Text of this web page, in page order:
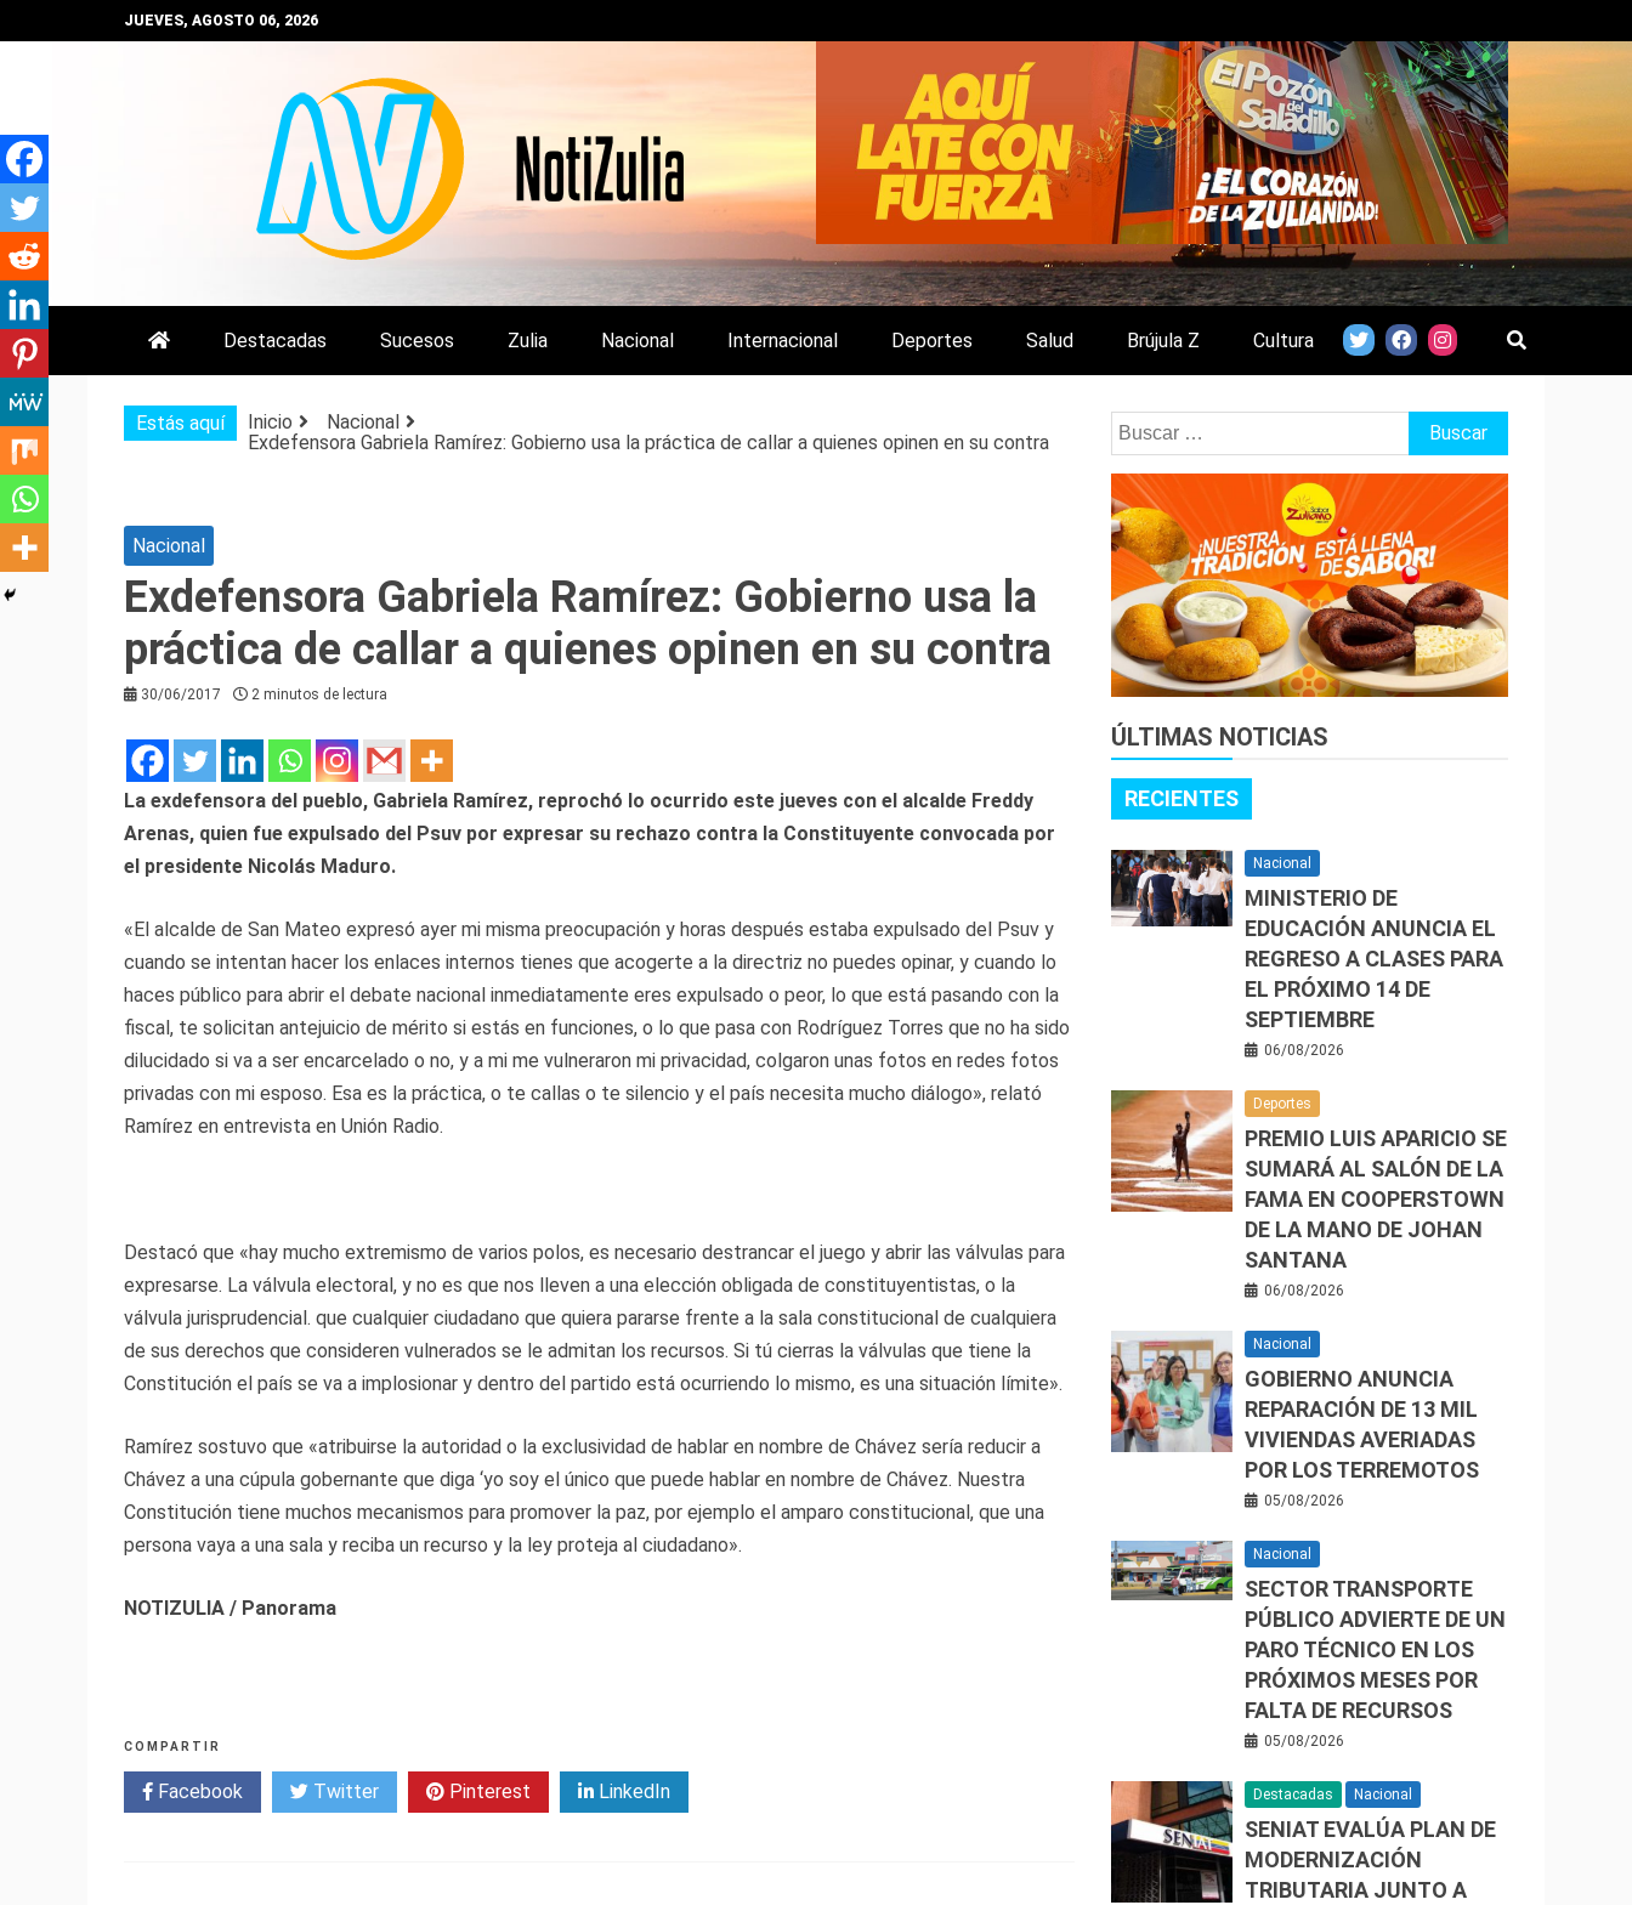
al
JUEVES, AGOSTO 06, 2026
NOTIZULIA
NOTICIAS DEL ZULIA, VENEZUELA Y DE INTERÉS GENERAL.
Destacadas Sucesos Zulia Nacional Internacional Deportes Salud Brújula Z Cultura
Estás aquí Inicio
Nacional
Exdefensora Gabriela Ramírez: Gobierno usa la práctica de callar a quienes opinen en su contra
Nacional
Exdefensora Gabriela Ramírez: Gobierno usa la
práctica de callar a quienes opinen en su contra
30/06/2017 2 minutos de lectura
La exdefensora del pueblo, Gabriela Ramírez, reprochó lo ocurrido este jueves con el alcalde Freddy
Arenas, quien fue expulsado del Psuv por expresar su rechazo contra la Constituyente convocada por
el presidente Nicolás Maduro.
«El alcalde de San Mateo expresó ayer mi misma preocupación y horas después estaba expulsado del Psuv y
cuando se intentan hacer los enlaces internos tienes que acogerte a la directriz no puedes opinar, y cuando lo
haces público para abrir el debate nacional inmediatamente eres expulsado o peor, lo que está pasando con la
fiscal, te solicitan antejuicio de mérito si estás en funciones, o lo que pasa con Rodríguez Torres que no ha sido
dilucidado si va a ser encarcelado o no, y a mi me vulneraron mi privacidad, colgaron unas fotos en redes fotos
privadas con mi esposo. Esa es la práctica, o te callas o te silencio y el país necesita mucho diálogo», relató
Ramírez en entrevista en Unión Radio.
Destacó que «hay mucho extremismo de varios polos, es necesario destrancar el juego y abrir las válvulas para
expresarse. La válvula electoral, y no es que nos lleven a una elección obligada de constituyentistas, o la
válvula jurisprudencial. que cualquier ciudadano que quiera pararse frente a la sala constitucional de cualquiera
de sus derechos que consideren vulnerados se le admitan los recursos. Si tú cierras la válvulas que tiene la
Constitución el país se va a implosionar y dentro del partido está ocurriendo lo mismo, es una situación límite».
Ramírez sostuvo que «atribuirse la autoridad o la exclusividad de hablar en nombre de Chávez sería reducir a
Chávez a una cúpula gobernante que diga ‘yo soy el único que puede hablar en nombre de Chávez. Nuestra
Constitución tiene muchos mecanismos para promover la paz, por ejemplo el amparo constitucional, que una
persona vaya a una sala y reciba un recurso y la ley proteja al ciudadano».
NOTIZULIA / Panorama
COMPARTIR
Facebook Twitter Pinterest LinkedIn
Buscar:
ÚLTIMAS NOTICIAS
RECIENTES
Nacional
MINISTERIO DE
EDUCACIÓN ANUNCIA EL
REGRESO A CLASES PARA
EL PRÓXIMO 14 DE
SEPTIEMBRE
06/08/2026
Deportes
PREMIO LUIS APARICIO SE
SUMARÁ AL SALÓN DE LA
FAMA EN COOPERSTOWN
DE LA MANO DE JOHAN
SANTANA
06/08/2026
Nacional
GOBIERNO ANUNCIA
REPARACIÓN DE 13 MIL
VIVIENDAS AVERIADAS
POR LOS TERREMOTOS
05/08/2026
Nacional
SECTOR TRANSPORTE
PÚBLICO ADVIERTE DE UN
PARO TÉCNICO EN LOS
PRÓXIMOS MESES POR
FALTA DE RECURSOS
05/08/2026
Destacadas Nacional
SENIAT EVALÚA PLAN DE
MODERNIZACIÓN
TRIBUTARIA JUNTO A